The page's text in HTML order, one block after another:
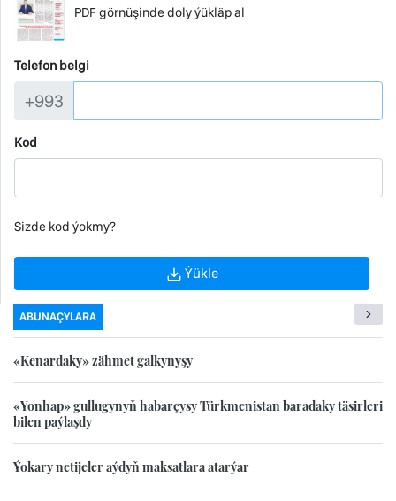
PDF görnüşinde doly ýükläp al
Telefon belgi
+993
Kod
Sizde kod ýokmy?
Ýükle
ABUNAÇYLARA
«Kenardaky» zähmet galkynyşy
«Yonhap» gullugynyň habarçysy Türkmenistan baradaky täsirleri
bilen paýlaşdy
Ýokary netijeler aýdyň maksatlara atarýar